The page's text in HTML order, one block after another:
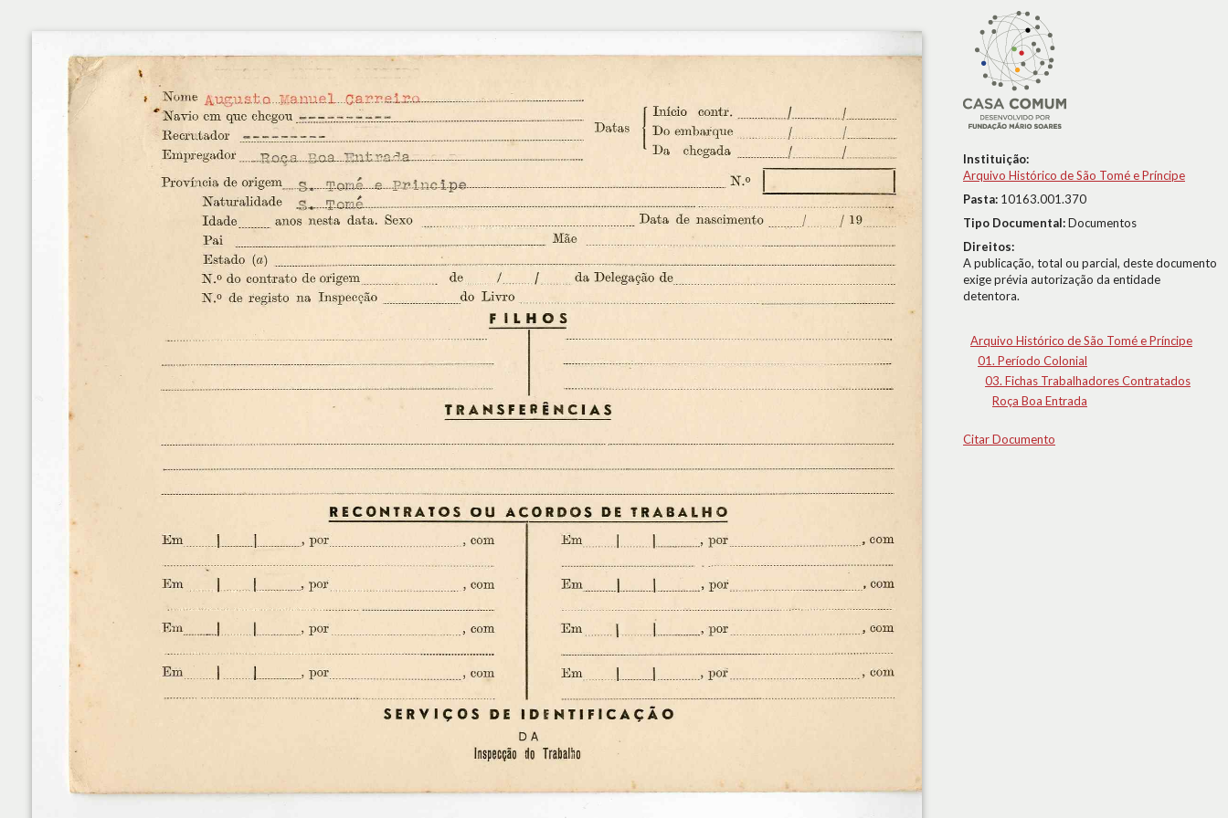
Instituição:
Arquivo Histórico de São Tomé e Príncipe
Pasta: 10163.001.370
Tipo Documental:Documentos
Direitos:
A publicação, total ou parcial, deste documento
exige prévia autorização da entidade
detentora.
Arquivo Histórico de São Tomé e Príncipe
01. Período Colonial
03. Fichas Trabalhadores Contratados
Roça Boa Entrada
Citar Documento